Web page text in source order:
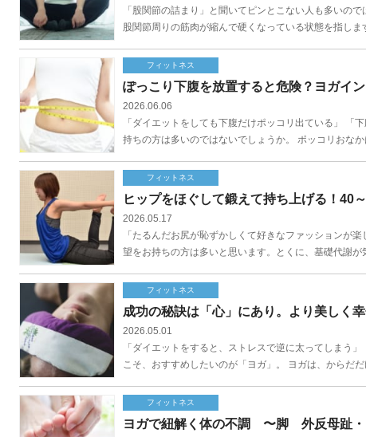
「股関節の詰まり」と聞いてピンとこない人も多いの
股関節周りの筋肉が縮んで硬くなっている状態を指し
フィットネス
ぽっこり下腹を放置すると危険？ヨガイ
2026.06.06
「ダイエットをしても下腹だけポッコリ出ている」 「
持ちの方は多いのではないでしょうか。 ポッコリおな
フィットネス
ヒップをほぐして鍛えて持ち上げる！40
2026.05.17
「たるんだお尻が恥ずかしくて好きなファッションが
望をお持ちの方は多いと思います。とくに、基礎代謝
フィットネス
成功の秘訣は「心」にあり。より美しく
2026.05.01
「ダイエットをすると、ストレスで逆に太ってしまう
こそ、おすすめしたいのが「ヨガ」。 ヨガは、からだ
フィットネス
ヨガで紐解く体の不調 〜脚 外反母趾・